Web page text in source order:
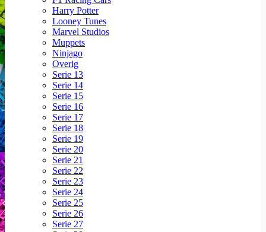
Harry Potter
Looney Tunes
Marvel Studios
Muppets
Ninjago
Overig
Serie 13
Serie 14
Serie 15
Serie 16
Serie 17
Serie 18
Serie 19
Serie 20
Serie 21
Serie 22
Serie 23
Serie 24
Serie 25
Serie 26
Serie 27